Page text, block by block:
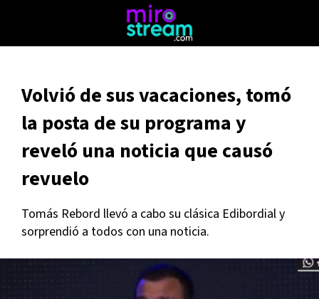
Volvió de sus vacaciones, tomó
la posta de su programa y
reveló una noticia que causó
revuelo
Tomás Rebord llevó a cabo su clásica Edibordial y
sorprendió a todos con una noticia.